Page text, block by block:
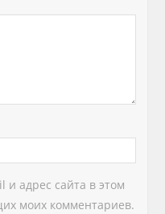
и адрес сайта в этом
моих комментариев.